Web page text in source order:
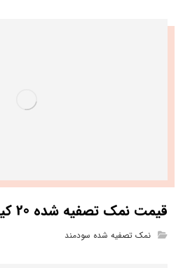
قیمت نمک تصفیه شده 20 کیلویی سودمند
نمک تصفیه شده سودمند